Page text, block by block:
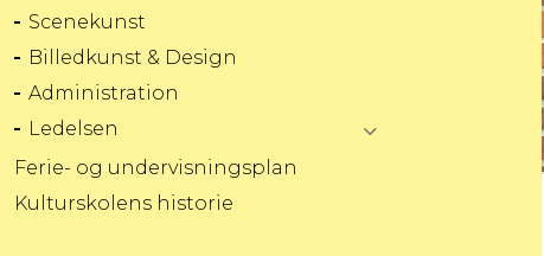
Scenekunst
Billedkunst & Design
Administration
Ledelsen
Ferie- og undervisningsplan
Kulturskolens historie